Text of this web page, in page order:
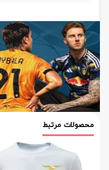
محصولات مرتبط